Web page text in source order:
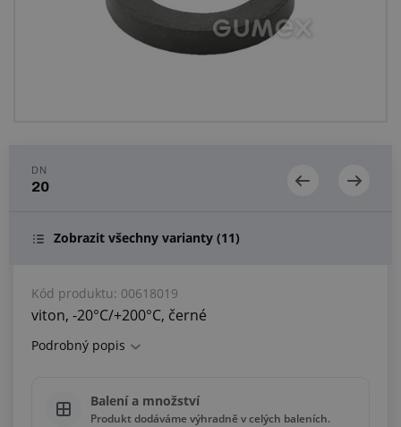
Centrum poptávek
DN
20
Zobrazit všechny varianty (11)
Kód produktu: 00618019
viton, -20°C/+200°C, černé
Podrobný popis
Balení a množství
Produkt dodáváme výhradně v celých baleních.